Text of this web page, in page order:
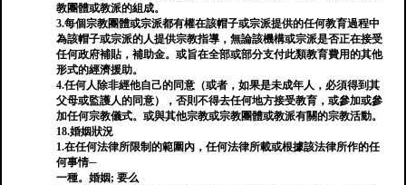
教團體或教派的組成。
3.每個宗教團體或宗派都有權在該帽子或宗派提供的任何教育過程中
為該帽子或宗派的人提供宗教指導，無論該機構或宗派是否正在接受
任何政府補貼，補助金。或旨在全部或部分支付此類教育費用的其他
形式的經濟援助。
4.任何人除非經他自己的同意（或者，如果是未成年人，必須得到其
父母或監護人的同意），否則不得去任何地方接受教育，或參加或參
加任何宗教儀式。或與其他宗教或宗教團體或教派有關的宗教活動。
18.婚姻狀況
1.在任何法律所限制的範圍內，任何法律所載或根據該法律所作的任
何事情─
一種。婚姻; 要么